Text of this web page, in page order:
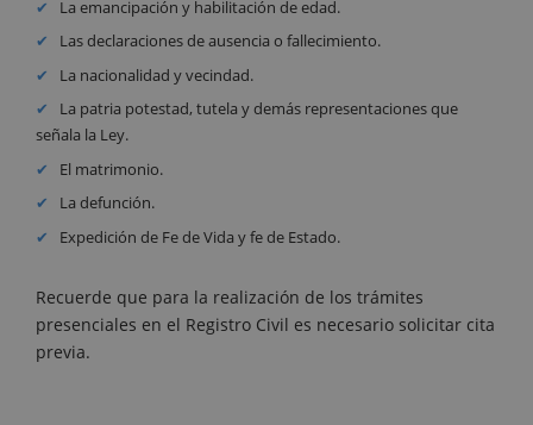
La emancipación y habilitación de edad.
Las declaraciones de ausencia o fallecimiento.
La nacionalidad y vecindad.
La patria potestad, tutela y demás representaciones que
señala la Ley.
El matrimonio.
La defunción.
Expedición de Fe de Vida y fe de Estado.
Recuerde que para la realización de los trámites
presenciales en el Registro Civil es necesario solicitar cita
previa.